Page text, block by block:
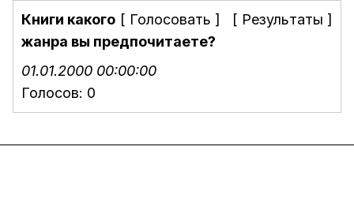
[ Голосовать ] [ Результаты ]
Книги какого
жанра вы предпочитаете?
01.01.2000 00:00:00
Голосов: 0